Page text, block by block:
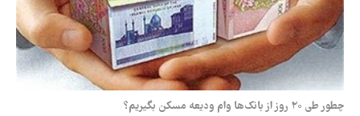
چطور طی ۲۰ روز از بانک‌ها وام ودیعه مسکن بگیریم؟